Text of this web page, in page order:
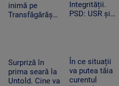
ANCPI
inimă pe
Transfăgărășan
singurul”
Integrității.
PSD: USR și
Surpriză în
prima seară la
Untold. Cine va
În ce situații
va putea tăia
curentul